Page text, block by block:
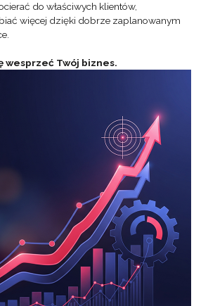
do właściwych klientów,
więcej dzięki dobrze zaplanowanym
wesprzeć Twój biznes.